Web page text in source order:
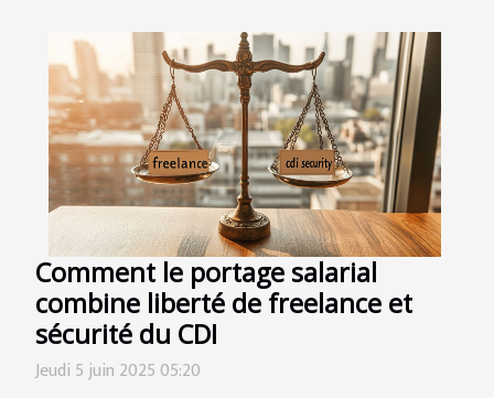
Comment le portage salarial
combine liberté de freelance et
sécurité du CDI
Jeudi 5 juin 2025 05:20